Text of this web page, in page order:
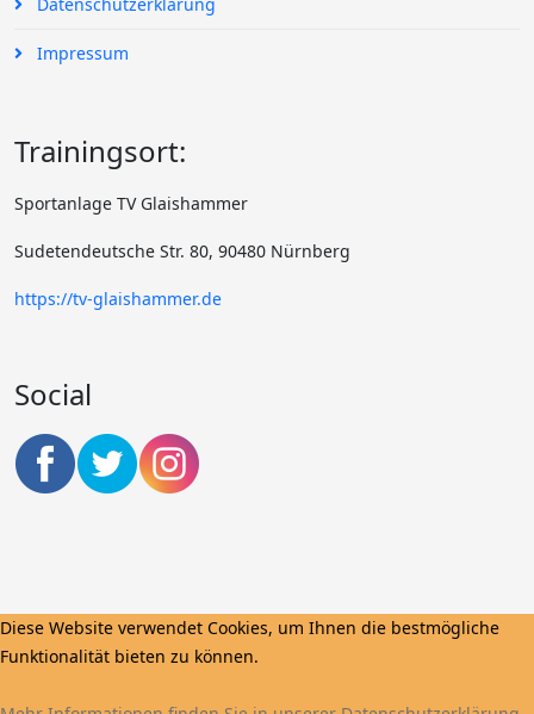
Impressum
Trainingsort:
Sportanlage TV Glaishammer
Sudetendeutsche Str. 80, 90480 Nürnberg
https://tv-glaishammer.de
Social
Diese Website verwendet Cookies, um Ihnen die bestmögliche
Funktionalität bieten zu können.